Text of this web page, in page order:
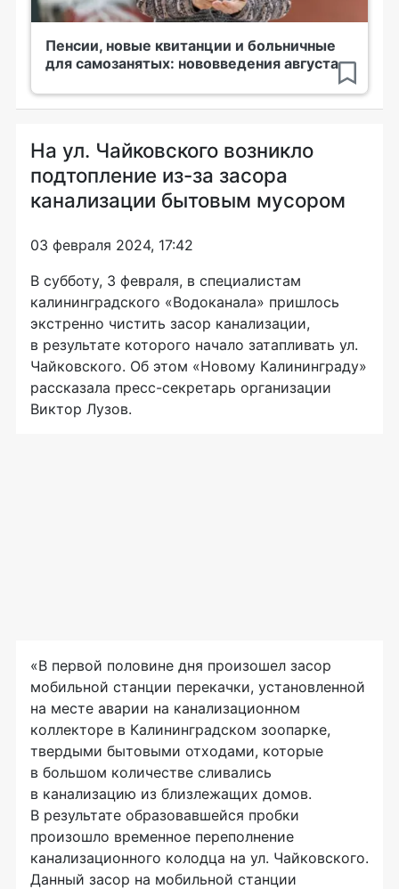
Пенсии, новые квитанции и больничные
для самозанятых: нововведения августа
На ул. Чайковского возникло
подтопление из-за засора
канализации бытовым мусором
03 февраля 2024, 17:42
В субботу, 3 февраля, в специалистам
калининградского «Водоканала» пришлось
экстренно чистить засор канализации,
в результате которого начало затапливать ул.
Чайковского. Об этом «Новому Калининграду»
рассказала пресс-секретарь организации
Виктор Лузов.
«В первой половине дня произошел засор
мобильной станции перекачки, установленной
на месте аварии на канализационном
коллекторе в Калининградском зоопарке,
твердыми бытовыми отходами, которые
в большом количестве сливались
в канализацию из близлежащих домов.
В результате образовавшейся пробки
произошло временное переполнение
канализационного колодца на ул. Чайковского.
Данный засор на мобильной станции